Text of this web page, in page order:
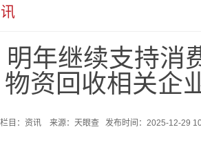
明年继续支持消
物资回收相关企
栏目：资讯 来源：天眼查 发布时间：2025-12-29